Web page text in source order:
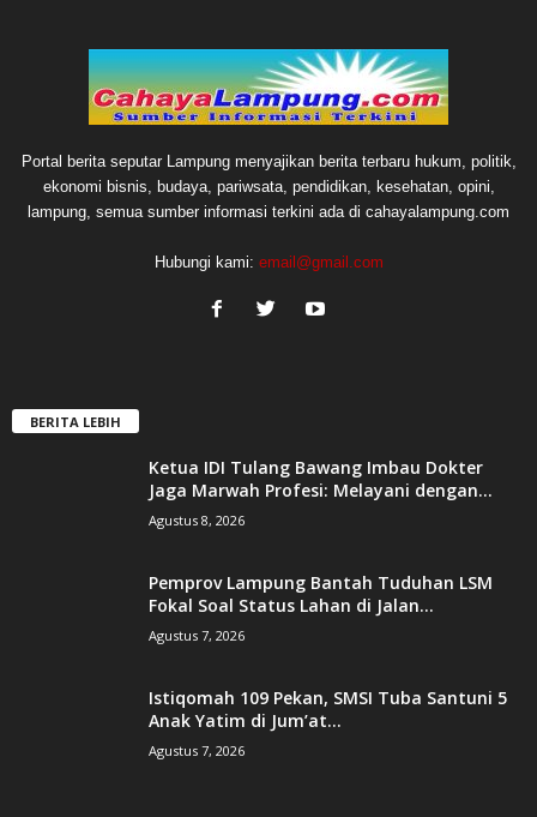
Portal berita seputar Lampung menyajikan berita terbaru hukum, politik,
ekonomi bisnis, budaya, pariwsata, pendidikan, kesehatan, opini,
lampung, semua sumber informasi terkini ada di cahayalampung.com
Hubungi kami: email@gmail.com
BERITA LEBIH
Ketua IDI Tulang Bawang Imbau Dokter
Jaga Marwah Profesi: Melayani dengan...
Agustus 8, 2026
Pemprov Lampung Bantah Tuduhan LSM
Fokal Soal Status Lahan di Jalan...
Agustus 7, 2026
Istiqomah 109 Pekan, SMSI Tuba Santuni 5
Anak Yatim di Jum’at...
Agustus 7, 2026